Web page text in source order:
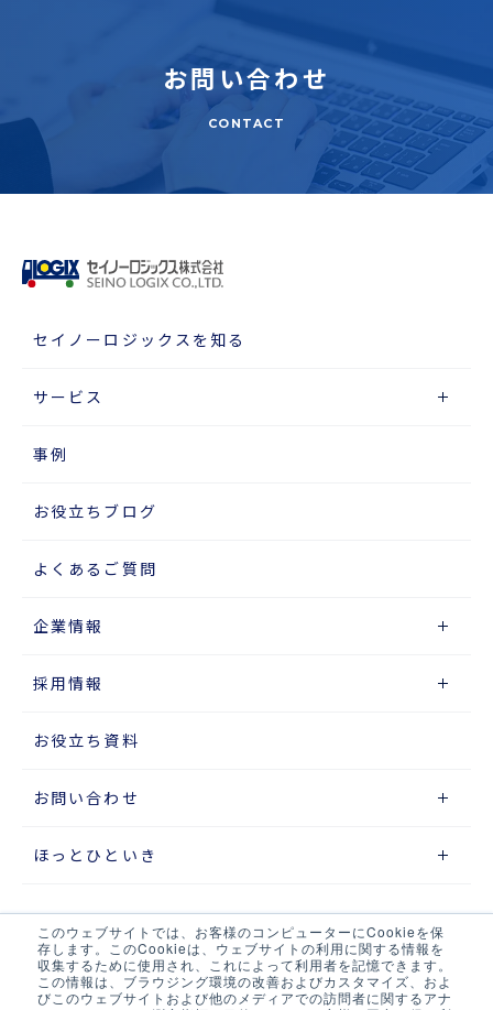
このウェブサイトでは、お客様のコンピューターにCookieを保
存します。このCookieは、ウェブサイトの利用に関する情報を
収集するために使用され、これによって利用者を記憶できます。
この情報は、ブラウジング環境の改善およびカスタマイズ、およ
びこのウェブサイトおよび他のメディアでの訪問者に関するアナ
お問い合わせ
CONTACT
セイノーロジックスを知る
サービス
事例
お役立ちブログ
よくあるご質問
企業情報
採用情報
お役立ち資料
お問い合わせ
ほっとひといき
サイトマップ
プライバシーポリシー